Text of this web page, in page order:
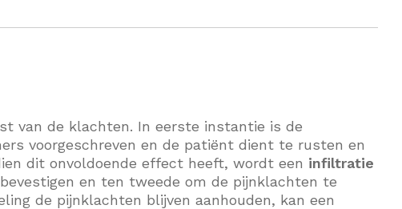
van de klachten. In eerste instantie is de
voorgeschreven en de patiënt dient te rusten en
dit onvoldoende effect heeft, wordt een infiltratie
en ten tweede om de pijnklachten te
de pijnklachten blijven aanhouden, kan een